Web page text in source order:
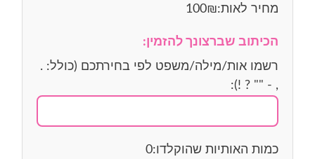
מחיר לאות: 100₪
הכיתוב שברצונך להזמין:
רשמו אות/מילה/משפט לפי בחירתכם (כולל: .
, - "" ? !):
כמות האותיות שהוקלדו:0